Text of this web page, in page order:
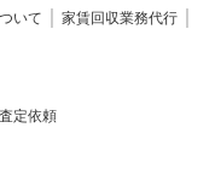
いて
家賃回収業務代行
定依頼